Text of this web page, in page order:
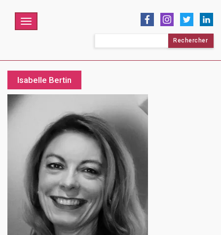
Menu
Isabelle Bertin